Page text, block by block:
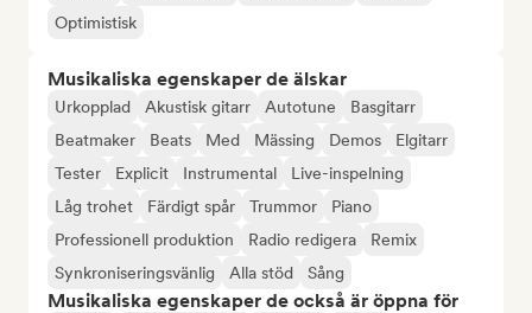
Optimistisk
Musikaliska egenskaper de älskar
Urkopplad Akustisk gitarr Autotune
Basgitarr
Beatmaker
Beats Med Mässing Demos
Elgitarr
Tester
Explicit Instrumental
Live-inspelning
Låg trohet
Färdigt spår Trummor
Piano
Professionell produktion
Radio redigera
Remix
Synkroniseringsvänlig
Alla stöd Sång
Musikaliska egenskaper de också är öppna för